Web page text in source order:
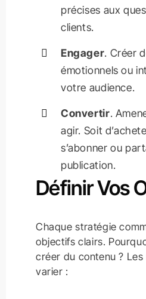
précises aux
clients.
Engager. Créer
émotionnels ou
votre audience.
Convertir.
agir. Soit
s’abonner ou
publication.
Définir Vos
Chaque stratégie
objectifs clairs.
créer du contenu ?
varier :